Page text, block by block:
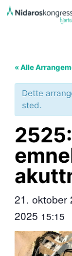
Hopp
« Alle
Dette
sted.
21. oktober
2025 15:15